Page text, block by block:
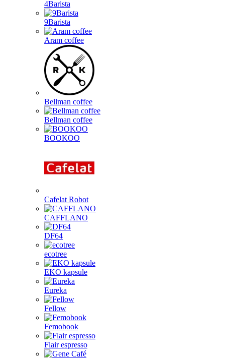
4Barista
9Barista
Aram coffee
Bellman coffee
Bellman coffee
BOOKOO
Cafelat Robot
CAFFLANO
DF64
ecotree
EKO kapsule
Eureka
Fellow
Femobook
Flair espresso